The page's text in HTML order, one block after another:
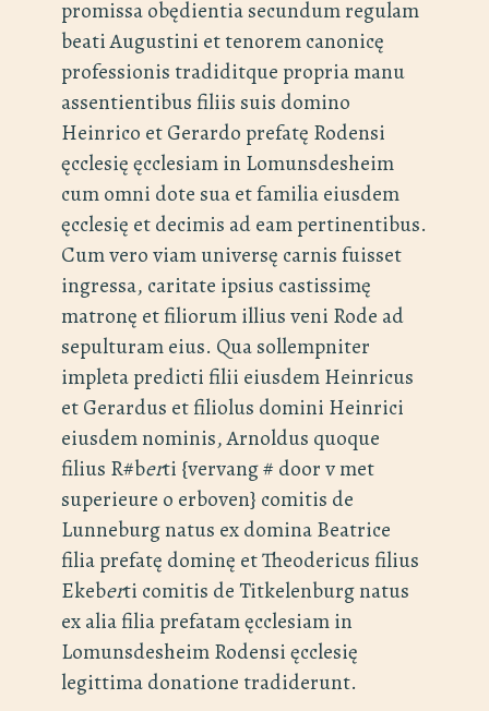
promissa obędientia secundum regulam
beati Augustini et tenorem canonicę
professionis tradiditque propria manu
assentientibus filiis suis domino
Heinrico et Gerardo prefatę Rodensi
ęcclesię ęcclesiam in Lomunsdesheim
cum omni dote sua et familia eiusdem
ęcclesię et decimis ad eam pertinentibus.
Cum vero viam universę carnis fuisset
ingressa, caritate ipsius castissimę
matronę et filiorum illius veni Rode ad
sepulturam eius. Qua sollempniter
impleta predicti filii eiusdem Heinricus
et Gerardus et filiolus domini Heinrici
eiusdem nominis, Arnoldus quoque
filius R#berti {vervang # door v met
superieure o erboven} comitis de
Lunneburg natus ex domina Beatrice
filia prefatę dominę et Theodericus filius
Ekeberti comitis de Titkelenburg natus
ex alia filia prefatam ęcclesiam in
Lomunsdesheim Rodensi ęcclesię
legittima donatione tradiderunt.